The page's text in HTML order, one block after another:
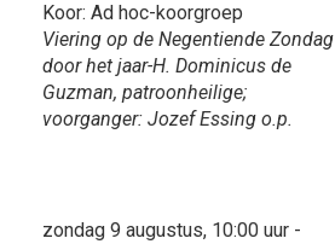
Koor: Ad hoc-koorgroep
Viering op de Negentiende Zondag
door het jaar-H. Dominicus de
Guzman, patroonheilige;
voorganger: Jozef Essing o.p.
zondag 9 augustus, 10:00 uur -